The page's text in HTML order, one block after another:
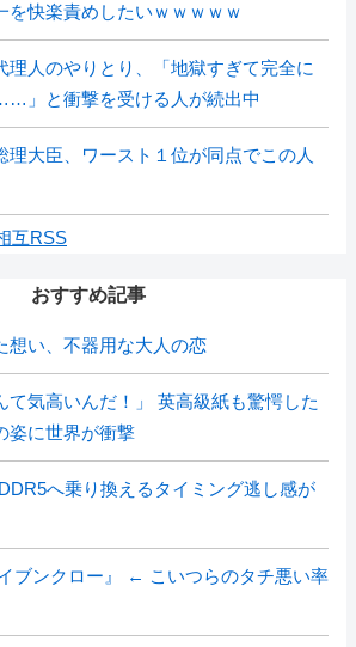
を快楽責めしたいｗｗｗｗｗ
理人のやりとり、「地獄すぎて完全に
」と衝撃を受ける人が続出中
理大臣、ワースト１位が同点でこの人
互RSS
おすすめ記事
想い、不器用な大人の恋
て気高いんだ！」 英高級紙も驚愕した
姿に世界が衝撃
へ乗り換えるタイミング逃し感が
ブンクロー』 ← こいつらのタチ悪い率